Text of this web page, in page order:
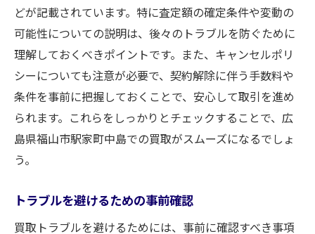
どが記載されています。特に査定額の確定条件や変動の
可能性についての説明は、後々のトラブルを防ぐために
理解しておくべきポイントです。また、キャンセルポリ
シーについても注意が必要で、契約解除に伴う手数料や
条件を事前に把握しておくことで、安心して取引を進め
られます。これらをしっかりとチェックすることで、広
島県福山市駅家町中島での買取がスムーズになるでしょ
う。
トラブルを避けるための事前確認
買取トラブルを避けるためには、事前に確認すべき事項